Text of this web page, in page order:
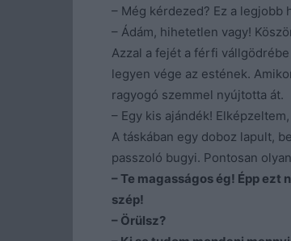
– Még kérdezed? Ez a legjobb
– Ádám, hihetetlen vagy!
Azzal a fejét a férfi
legyen vége az estének.
ragyogó szemmel nyújtotta át.
– Egy kis ajándék!
A táskában egy doboz lapult,
passzoló bugyi. Pontosan
– Te magasságos ég! Épp ezt
szép!
– Örülsz?